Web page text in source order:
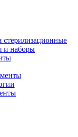
стерилизационные
и наборы